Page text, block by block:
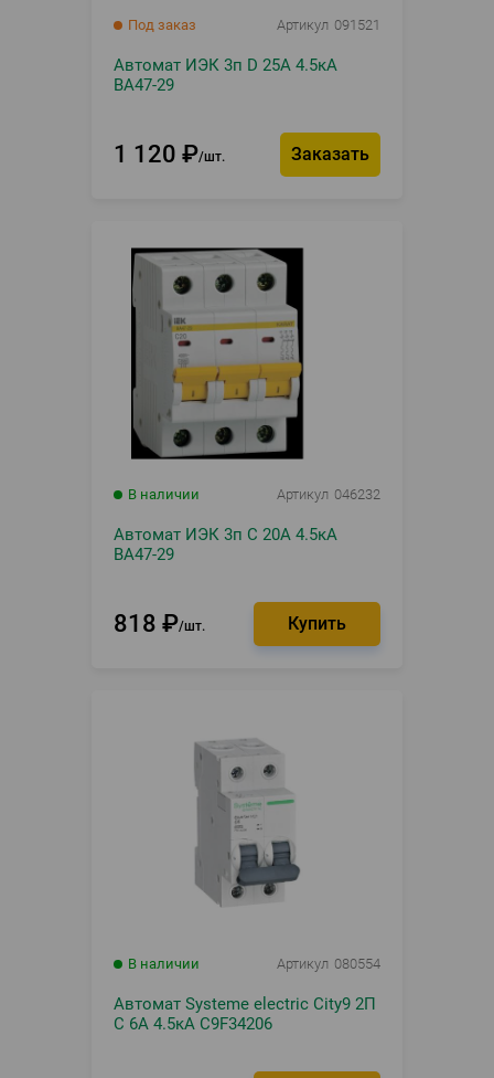
Под заказ Артикул 091521
Автомат ИЭК 3п D 25А 4.5кА
ВА47-29
1 120 ₽ шт. Заказать
В наличии Артикул 046232
Автомат ИЭК 3п C 20А 4.5кА
ВА47-29
818 ₽ шт.
В наличии Артикул 080554
Автомат Systeme electric City9 2П
C 6А 4.5кА C9F34206